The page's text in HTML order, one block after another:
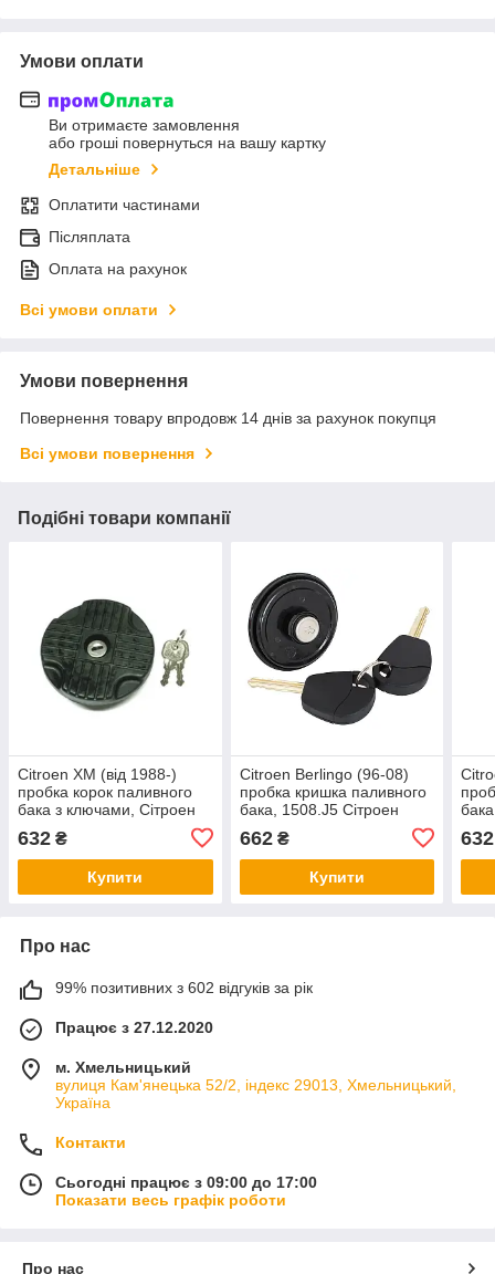
Умови оплати
Ви отримаєте замовлення
або гроші повернуться на вашу картку
Детальніше
Оплатити частинами
Післяплата
Оплата на рахунок
Всі умови оплати
Умови повернення
Повернення товару впродовж 14 днів за рахунок покупця
Всі умови повернення
Подібні товари компанії
Citroen XM (від 1988-)
пробка корок паливного
бака з ключами, Сітроен
632 ₴
Купити
Citroen Berlingo (96-08)
пробка кришка паливного
бака, 1508.J5 Сітроен
662₴
Купити
632
Про нас
99% позитивних з 602 відгуків за рік
Працює з 27.12.2020
м. Хмельницький
вулиця Кам'янецька 52/2, індекс 29013, Хмельницький,
Україна
Контакти
Сьогодні працює з 09:00 до 17:00
Показати весь графік роботи
Про нас